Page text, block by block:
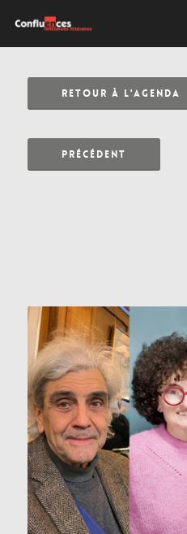
RETOUR À L'AGENDA
PRÉCÉDENT